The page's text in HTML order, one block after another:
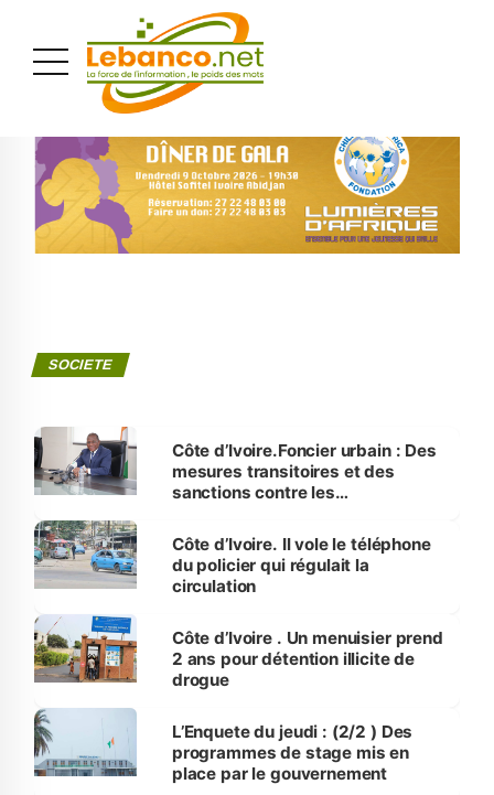
SOCIETE
Côte d’Ivoire.Foncier urbain : Des
mesures transitoires et des
sanctions contre les
Côte d’Ivoire. Il vole le téléphone
du policier qui régulait la
circulation
Côte d’Ivoire . Un menuisier prend
2 ans pour détention illicite de
drogue
L’Enquete du jeudi : (2/2 ) Des
programmes de stage mis en
place par le gouvernement